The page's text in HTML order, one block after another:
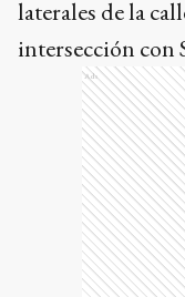
laterales de la
intersección con
Ads